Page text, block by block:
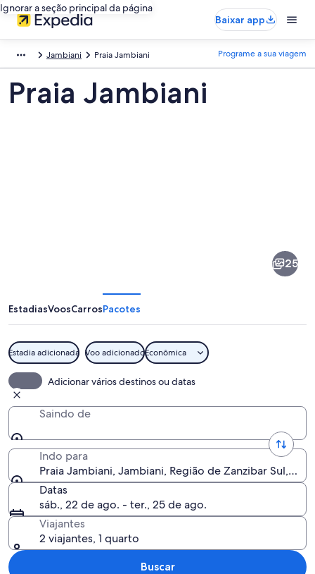
Ignorar a seção principal da página
Baixar app
Jambiani Praia Jambiani Programe a sua viagem
Praia Jambiani
25
EstadiasVoosCarrosPacotes
Estadia adicionada Voo adicionadoEconômica
Adicionar vários destinos ou datas
Saindo de
Indo para
Praia Jambiani, Jambiani, Região de Zanzibar Sul,
Datas
sáb., 22 de ago. - ter., 25 de ago.
Viajantes
2 viajantes, 1 quarto
Buscar